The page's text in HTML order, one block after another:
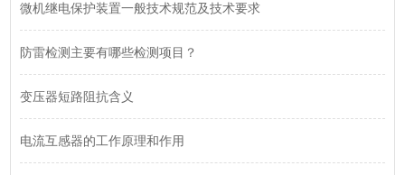
微机继电保护装置一般技术规范及技术要求
防雷检测主要有哪些检测项目？
变压器短路阻抗含义
电流互感器的工作原理和作用